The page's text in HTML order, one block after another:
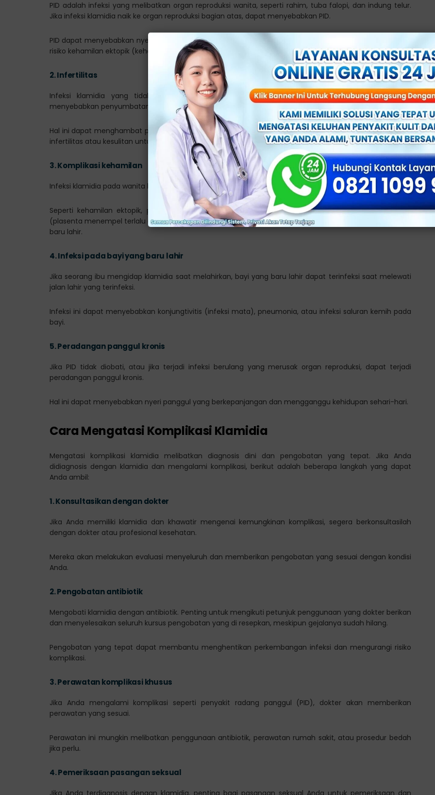
PID adalah infeksi yang melibatkan organ reproduksi wanita, seperti rahim, tuba falopi, dan indung telur.
Jika infeksi klamidia naik ke organ reproduksi bagian atas, dapat menyebabkan PID.
PID dapat menyebabkan nyeri panggul yang parah, kelainan menstruasi, infertilitas (ketidaksuburan), dan
risiko kehamilan ektopik (kehamilan di luar rahim), yang dapat mengancam nyawa.
2.Infertilitas
Infeksi klamidia yang tidak diobati dapat merusak saluran tuba falopi pada wanita, sehingga
menyebabkan penyumbatan atau kerusakan permanen.
Hal ini dapat menghambat perjalanan sperma dan pembuahan, dan pada akhirnya dapat menyebabkan
infertilitas atau kesulitan untuk hamil.
3.Komplikasi kehamilan
Infeksi klamidia pada wanita hamil dapat meningkatkan risiko komplikasi kehamilan.
Seperti kehamilan ektopik, plasenta previa (plasenta menutupi pembukaan serviks), plasenta akreta
(plasenta menempel terlalu dalam pada dinding rahim), persalinan prematur, atau infeksi pada bayi yang
baru lahir.
4.Infeksi pada bayi yang baru lahir
Jika seorang ibu mengidap klamidia saat melahirkan, bayi yang baru lahir dapat terinfeksi saat melewati
jalan lahir yang terinfeksi.
Infeksi ini dapat menyebabkan konjungtivitis (infeksi mata), pneumonia, atau infeksi saluran kemih pada
bayi.
5.Peradangan panggul kronis
Jika PID tidak diobati, atau jika terjadi infeksi berulang yang merusak organ reproduksi, dapat terjadi
peradangan panggul kronis.
Hal ini dapat menyebabkan nyeri panggul yang berkepanjangan dan mengganggu kehidupan sehari-hari.
Cara Mengatasi Komplikasi Klamidia
Mengatasi komplikasi klamidia melibatkan diagnosis dini dan pengobatan yang tepat. Jika Anda
didiagnosis dengan klamidia dan mengalami komplikasi, berikut adalah beberapa langkah yang dapat
Anda ambil:
1.Konsultasikan dengan dokter
Jika Anda memiliki klamidia dan khawatir mengenai kemungkinan komplikasi, segera berkonsultasilah
dengan dokter atau profesional kesehatan.
Mereka akan melakukan evaluasi menyeluruh dan memberikan pengobatan yang sesuai dengan kondisi
Anda.
2.Pengobatan antibiotik
Mengobati klamidia dengan antibiotik. Penting untuk mengikuti petunjuk penggunaan yang dokter berikan
dan menyelesaikan seluruh kursus pengobatan yang di resepkan, meskipun gejalanya sudah hilang.
Pengobatan yang tepat dapat membantu menghentikan perkembangan infeksi dan mengurangi risiko
komplikasi.
3.Perawatan komplikasi khusus
Jika Anda mengalami komplikasi seperti penyakit radang panggul (PID), dokter akan memberikan
perawatan yang sesuai.
Perawatan ini mungkin melibatkan penggunaan antibiotik, perawatan rumah sakit, atau prosedur bedah
jika perlu.
4.Pemeriksaan pasangan seksual
Jika Anda terdiagnosis dengan klamidia, penting bagi pasangan seksual Anda untuk pemeriksaan dan